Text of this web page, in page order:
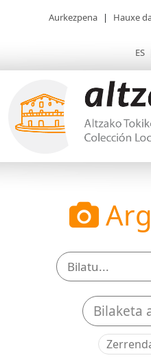
Aurkezpena | Hauxe
ES
Bilaketa